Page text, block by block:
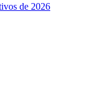
de 2026